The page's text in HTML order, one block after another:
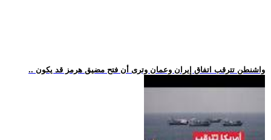
.. واشنطن تترقب اتفاق إيران وعمان وترى أن فتح مضيق هرمز قد يكون